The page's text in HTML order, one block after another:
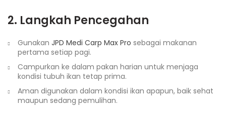
2. Langkah Pencegahan
Gunakan JPD Medi Carp Max Pro sebagai makanan
pertama setiap pagi.
Campurkan ke dalam pakan harian untuk menjaga
kondisi tubuh ikan tetap prima.
Aman digunakan dalam kondisi ikan apapun, baik sehat
maupun sedang pemulihan.